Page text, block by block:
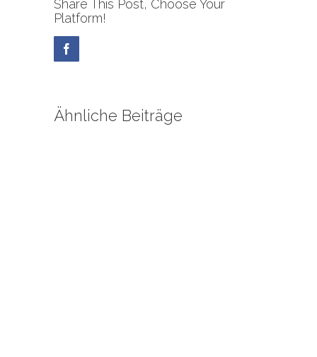
Share This Post, Choose Your
Platform!
Ähnliche Beiträge